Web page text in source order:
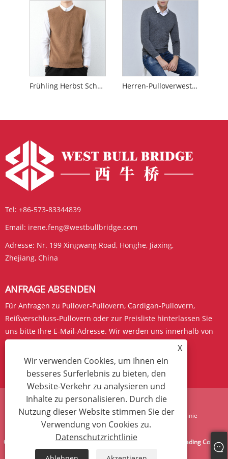
Frühling Herbst School Weste Herren-Pulloverweste mit V-Ausschnitt
Tel: +86-573-83344839
Email: irene.feng@westbullbridge.com
Adresse: Nr. 199 Xingwang Road, Honghe, Jiaxing,
Zhejiang, China
ANFRAGE ABSENDEN
Für Anfragen zu Pullover-Pullovern, Cardigan-Pullovern,
Reißverschluss-Pullovern oder zur Preisliste hinterlassen Sie
uns bitte Ihre E-Mail-Adresse. Wir werden uns innerhalb von
24 Stunden bei Ihnen melden.
JETZT ANFRAGEN
Links Sitemap RSS XML Datenschutzrichtlinie
Copyright © 2024 West Bull Bridge (Zhejiang) Import & Export Trading Co., Ltd.
Alle Rechte vorbehalten.
X
Wir verwenden Cookies, um Ihnen ein
besseres Surferlebnis zu bieten, den
Website-Verkehr zu analysieren und
Inhalte zu personalisieren. Durch die
Nutzung dieser Website stimmen Sie der
Verwendung von Cookies zu.
Datenschutzrichtlinie